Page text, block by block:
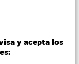
y acepta los